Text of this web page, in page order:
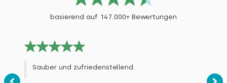
basierend auf 147.000+ Bewertungen
Sauber und zufriedenstellend.